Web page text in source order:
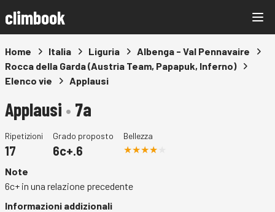
climbook
Home Italia Liguria
Albenga - Val Pennavaire
Rocca della Garda (Austria Team, Papapuk, Inferno)
Elenco vie
Applausi
Applausi • 7a
Ripetizioni
17
Grado proposto
6c+.6
Bellezza
Note
6c+ in una relazione precedente
Informazioni addizionali